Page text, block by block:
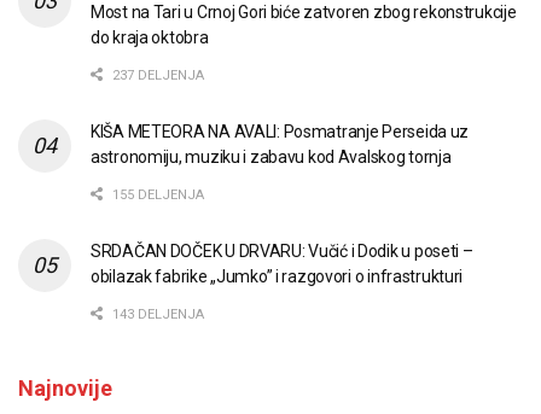
Most na Tari u Crnoj Gori biće zatvoren zbog rekonstrukcije
do kraja oktobra
237 DELJENJA
KIŠA METEORA NA AVALI: Posmatranje Perseida uz
astronomiju, muziku i zabavu kod Avalskog tornja
155 DELJENJA
SRDAČAN DOČEK U DRVARU: Vučić i Dodik u poseti –
obilazak fabrike „Jumko” i razgovori o infrastrukturi
143 DELJENJA
Najnovije